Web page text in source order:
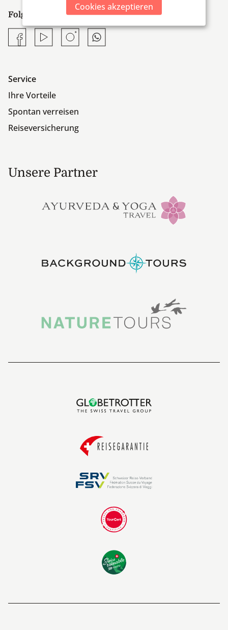
Folgen Sie uns:
FacebookYouTubeInstagramWhatsapp
Service
Ihre Vorteile
Spontan verreisen
Reiseversicherung
Unsere Partner
Cookies akzeptieren